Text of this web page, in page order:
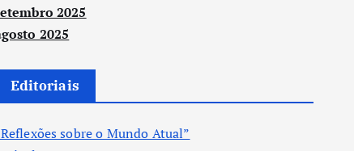
2025
2025
Editoriais
sobre o Mundo Atual”